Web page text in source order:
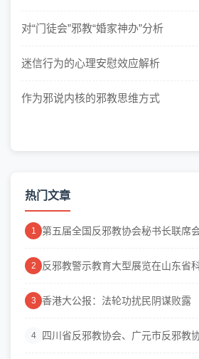
对“门徒会”邪教“婚家神办”分析
迷信行为的心理安慰效应解析
作为邪说内核的邪教思维方式
热门文章
1 第五届全国反邪教协会秘书长联席会
2 反邪教警示教育大型展览在山东省
3 香港大公报：法轮功扰民阴谋败露
4 四川省反邪教协会、广元市反邪教协